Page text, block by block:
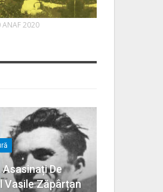
2020
De
Vasile Zăpârțan